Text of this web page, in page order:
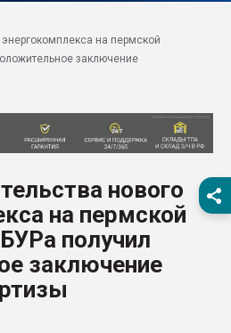
Вакуум-формовочные
28.07.2026
первый план в
пластмасс
28.07.2026
ситуацией на
Всё, что касается
бутылок
энергокомплекса на пермской
заключение
нового
на пермской
получил
заключение